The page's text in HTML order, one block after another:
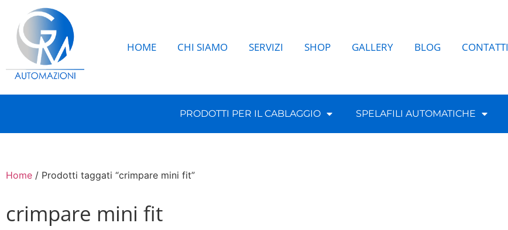
HOME CHI SIAMO SERVIZI SHOP GALLERY BLOG CONTATTI
PRODOTTI PER IL CABLAGGIO SPELAFILI AUTOMATICHE
Home / Prodotti taggati “crimpare mini fit”
crimpare mini fit